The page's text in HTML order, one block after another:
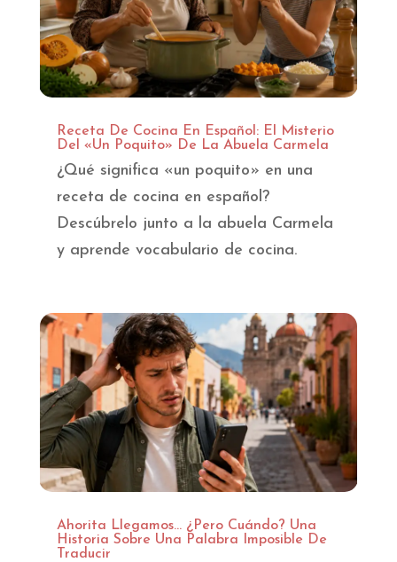
Receta De Cocina En Español: El Misterio
Del «Un Poquito» De La Abuela Carmela
¿Qué significa «un poquito» en una
receta de cocina en español?
Descúbrelo junto a la abuela Carmela
y aprende vocabulario de cocina.
Ahorita Llegamos… ¿Pero Cuándo? Una
Historia Sobre Una Palabra Imposible De
Traducir